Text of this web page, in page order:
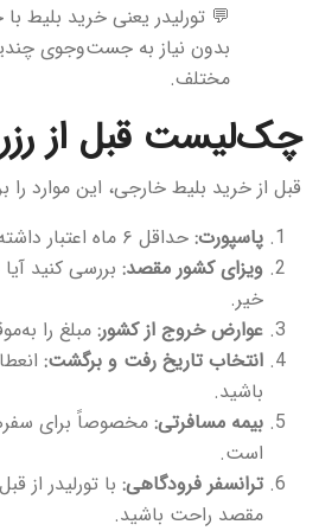
💬 تورلیدر یعنی خرید بلیط
بدون نیاز به جست‌وجوی
مختلف.
چک‌لیست قبل از
قبل از خرید بلیط خارجی، این موارد را
پاسپورت: حداقل ۶ ماه اعتبار داشته باشد.
ویزای کشور مقصد: بررسی کنید آیا
خیر.
عوارض خروج از کشور: مبلغ را
انتخاب تاریخ رفت و برگشت:
باشید.
بیمه مسافرتی: مخصوصاً برای
است.
ترانسفر فرودگاهی: با تورلیدر از
مقصد راحت باشید.